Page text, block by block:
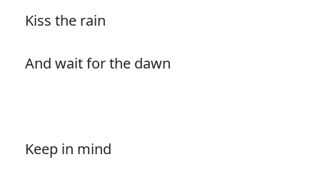
Kiss the rain
And wait for the dawn
Keep in mind